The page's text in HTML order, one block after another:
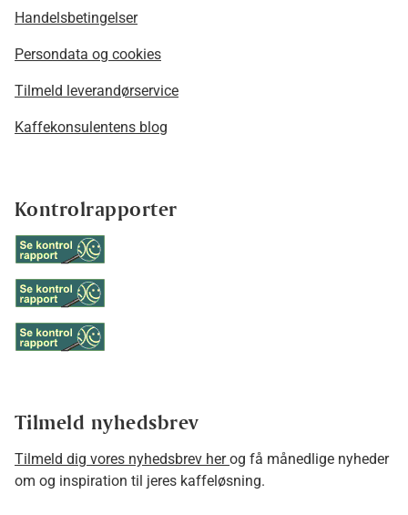
Handelsbetingelser
Persondata og cookies
Tilmeld leverandørservice
Kaffekonsulentens blog
Kontrolrapporter
Tilmeld nyhedsbrev
Tilmeld dig vores nyhedsbrev herog få månedlige nyheder
om og inspiration til jeres kaffeløsning.